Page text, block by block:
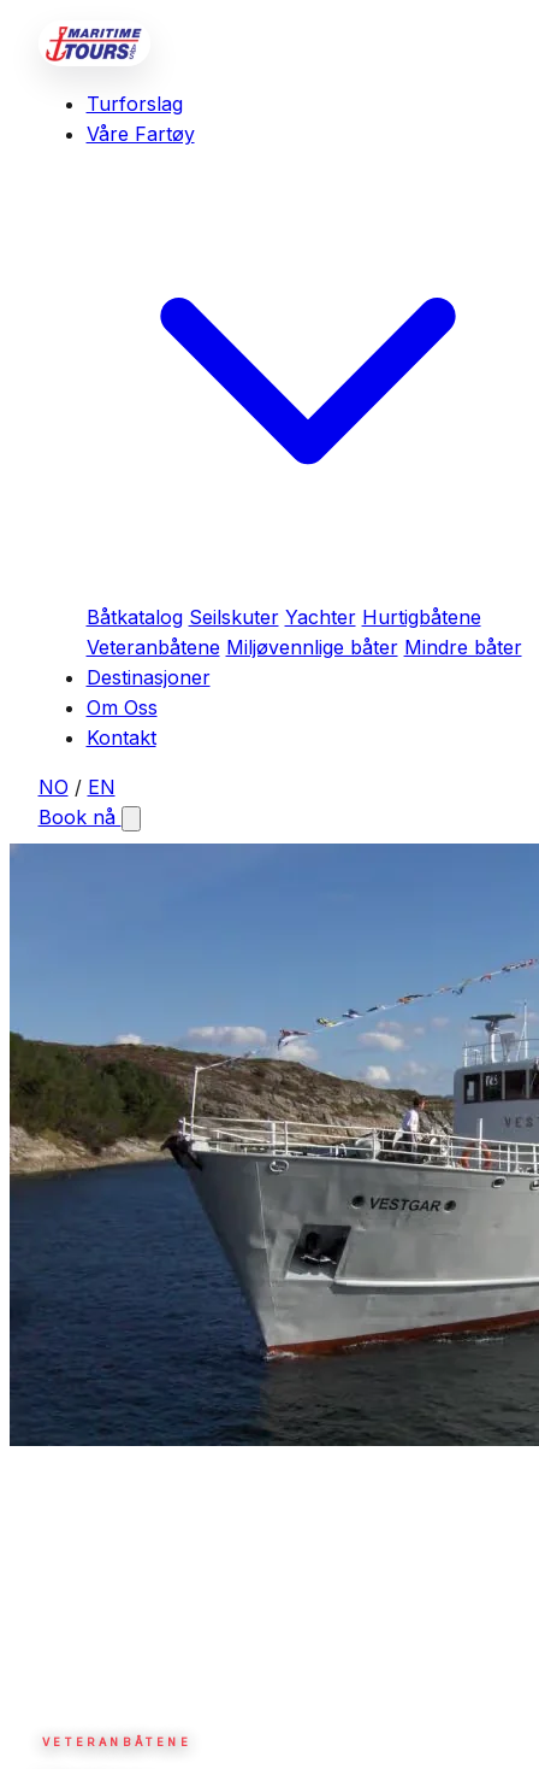
Turforslag
Våre Fartøy
Båtkatalog Seilskuter Yachter Hurtigbåtene
Veteranbåtene Miljøvennlige båter Mindre båter
Destinasjoner
Om Oss
Kontakt
NO / EN
Book nå
VETERANBÅTENE